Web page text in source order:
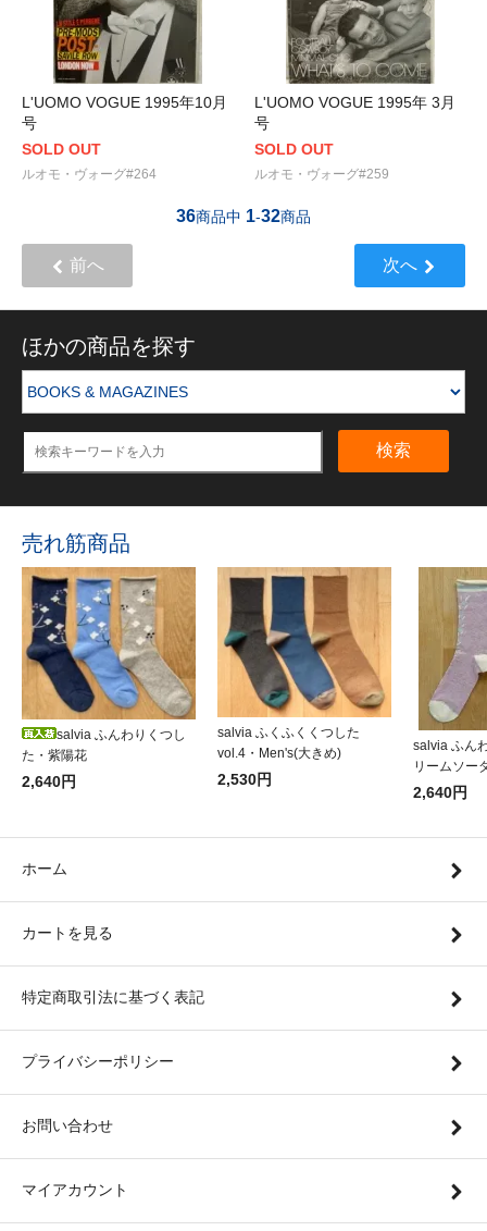
L'UOMO VOGUE 1995年10月
号
SOLD OUT
ルオモ・ヴォーグ#264
L'UOMO VOGUE 1995年 3月
号
SOLD OUT
ルオモ・ヴォーグ#259
36商品中 1-32商品
前へ 次へ
ほかの商品を探す
検索
売れ筋商品
salvia ふんわりくつし
た・紫陽花
2,640円
salvia ふくふくくつした
vol.4・Men's(大きめ)
2,530円
salvia ふん
リームソー
2,640円
ホーム
カートを見る
特定商取引法に基づく表記
プライバシーポリシー
お問い合わせ
マイアカウント